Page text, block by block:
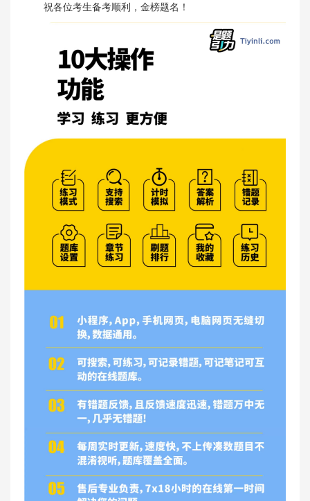
祝各位考生备考顺利，金榜题名！